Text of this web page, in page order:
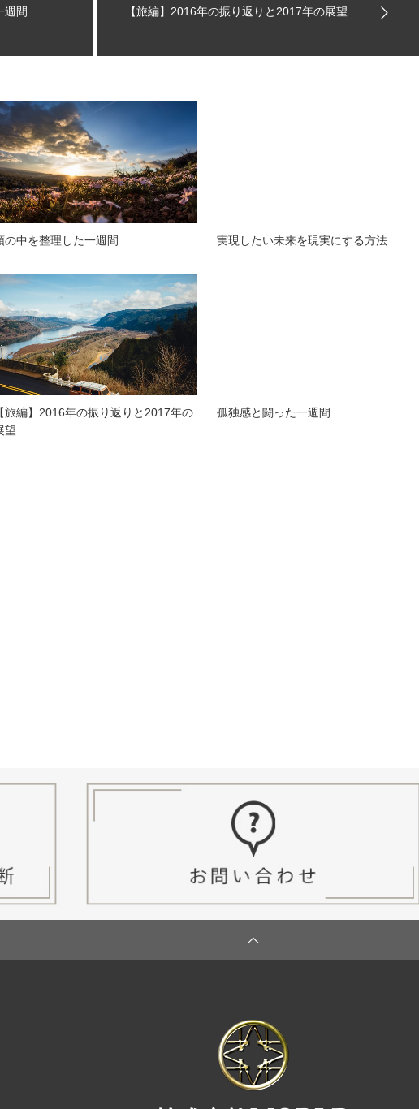
週間 【旅編】2016年の振り返りと2017年の展望
の中を整理した一週間 実現したい未来を現実にする方法
【旅編】2016年の振り返りと2017年の
望
孤独感と闘った一週間